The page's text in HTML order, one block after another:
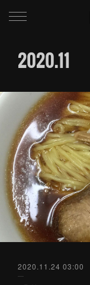
2020.11
2020.11.24 03:00